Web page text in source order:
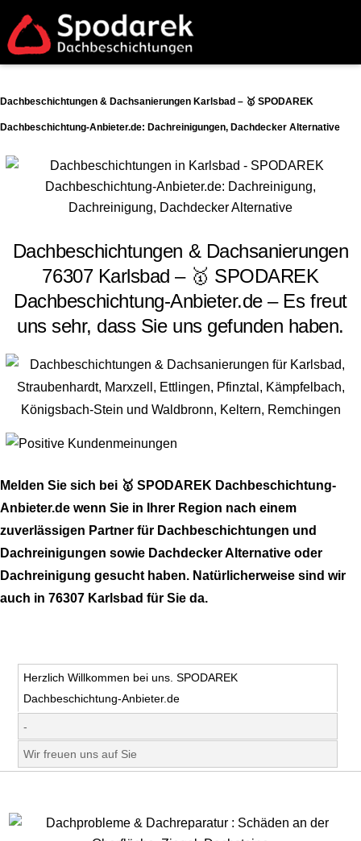
Dachbeschichtungen & Dachsanierungen Karlsbad – 🥇 SPODAREK
Dachbeschichtung-Anbieter.de: Dachreinigungen, Dachdecker Alternative
Dachbeschichtungen & Dachsanierungen
76307 Karlsbad – 🥇 SPODAREK
Dachbeschichtung-Anbieter.de – Es freut
uns sehr, dass Sie uns gefunden haben.
Melden Sie sich bei 🥇 SPODAREK Dachbeschichtung-
Anbieter.de wenn Sie in Ihrer Region nach einem
zuverlässigen Partner für Dachbeschichtungen und
Dachreinigungen sowie Dachdecker Alternative oder
Dachreinigung gesucht haben. Natürlicherweise sind wir
auch in 76307 Karlsbad für Sie da.
Herzlich Willkommen bei uns. SPODAREK
Dachbeschichtung-Anbieter.de
-
Wir freuen uns auf Sie